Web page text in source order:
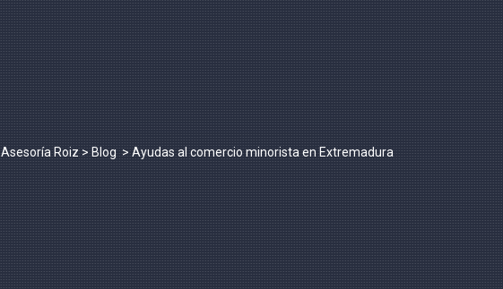
Asesoría Roiz>Blog >Ayudas al comercio minorista en Extremadura